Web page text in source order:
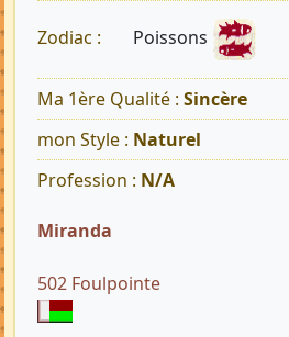
Zodiac : Poissons
Ma 1ère Qualité : Sincère
mon Style : Naturel
Profession : N/A
Miranda
502 Foulpointe